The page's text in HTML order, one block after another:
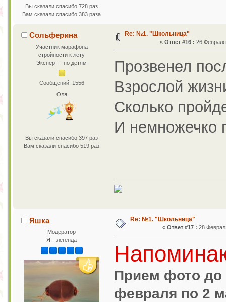
Вы сказали спасибо 728 раз
Вам сказали спасибо 383 раза
Сольферина
Участник марафона
стройности к лету
Эксперт – по детям
Сообщений: 1556
Оля
Вы сказали спасибо 397 раз
Вам сказали спасибо 519 раз
Re: №1. "Школьница"
« Ответ #16 : 26
Прозвенел
Взрослой
Сколько
И немножечко
Яшка
Модератор
Я – легенда
Re: №1. "Школьница"
« Ответ #17 : 28
Прием фото до
февраля по 2